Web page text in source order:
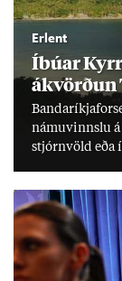
Erlent
Íbú­ar
ákvörð­un
námu­vinnslu á
stjórn­völd eða